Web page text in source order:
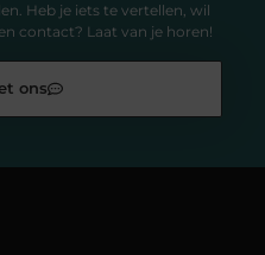
Heb je iets te vertellen, wil
contact? Laat van je horen!
ons